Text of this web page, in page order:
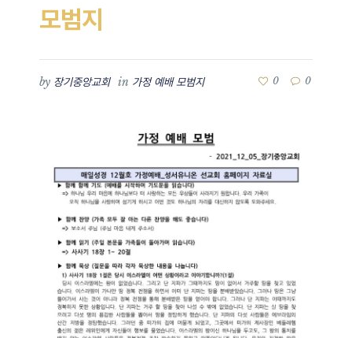
모범지
by 장기중앙교회 in 가정 예배 모범지 0 0